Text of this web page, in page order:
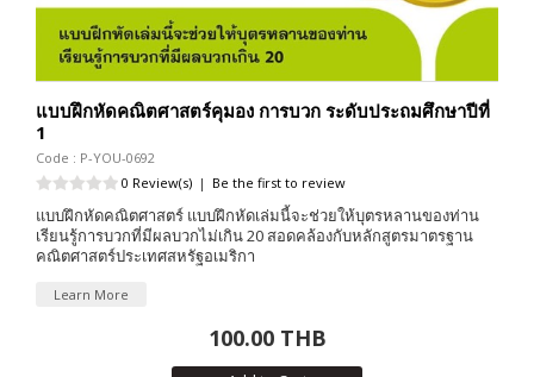
แบบฝึกหัดคณิตศาสตร์คุมอง การบวก ระดับประถมศึกษาปีที่
1
Code : P-YOU-0692
0 Review(s) | Be the first to review
แบบฝึกหัดคณิตศาสตร์ แบบฝึกหัดเล่มนี้จะช่วยให้บุตรหลานของท่าน
เรียนรู้การบวกที่มีผลบวกไม่เกิน 20 สอดคล้องกับหลักสูตรมาตรฐาน
คณิตศาสตร์ประเทศสหรัฐอเมริกา
Learn More
100.00 THB